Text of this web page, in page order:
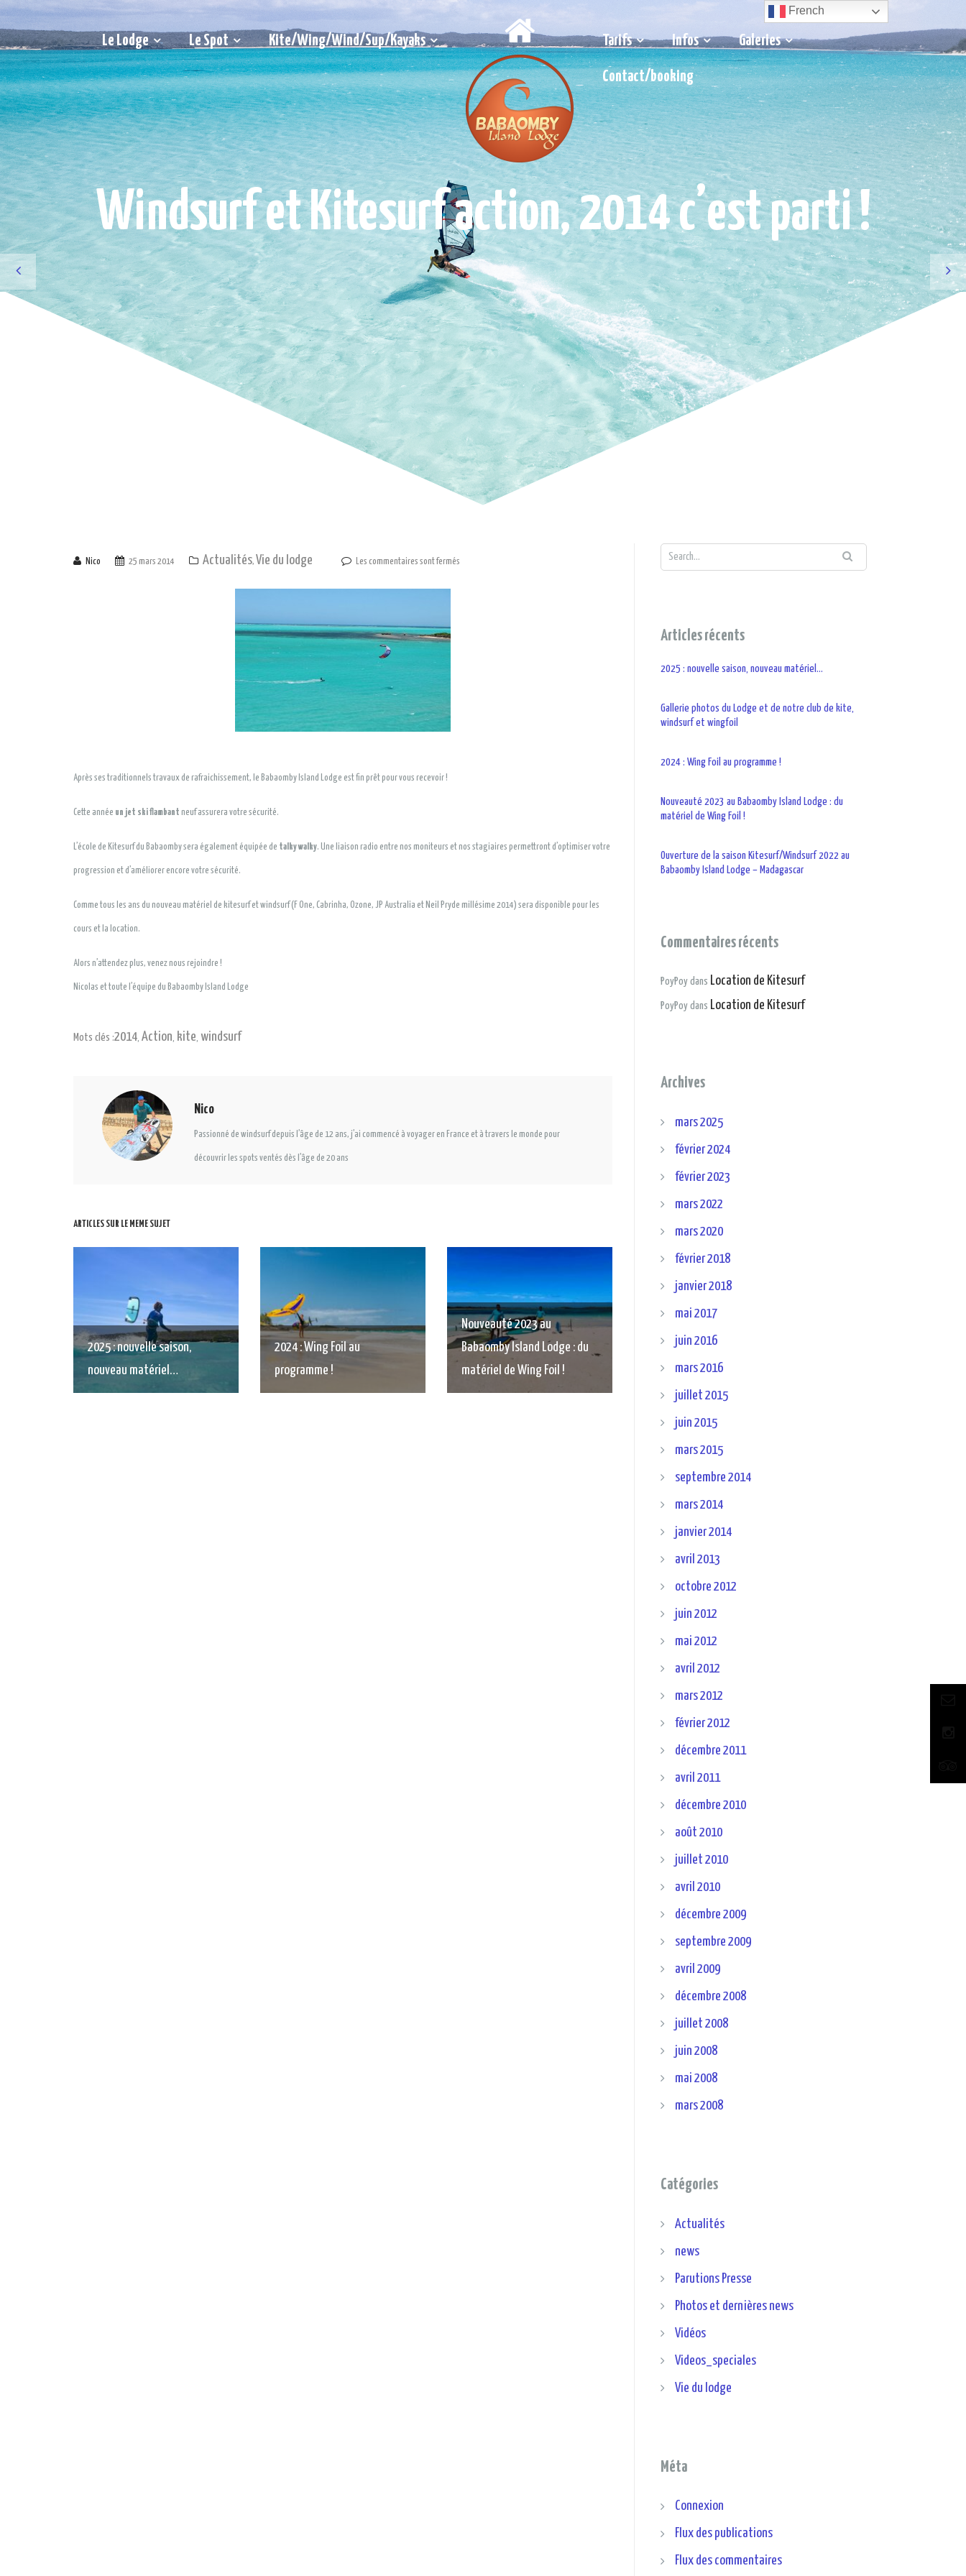
Le Lodge Le Spot Kite/Wing/Wind/Sup/Kayaks Tarifs Infos Galeries
Contact/booking
Windsurf et Kitesurf action, 2014 c’est parti !
Nico 25 mars 2014 Actualités, Vie du lodge Les commentaires sont fermés
Après ses traditionnels travaux de rafraichissement, le Babaomby Island Lodge est fin prêt pour vous recevoir !
Cette année un jet ski flambant neuf assurera votre sécurité.
L’école de Kitesurf du Babaomby sera également équipée de talky walky. Une liaison radio entre nos moniteurs et nos stagiaires permettront d’optimiser votre
progression et d’améliorer encore votre sécurité.
Comme tous les ans du nouveau matériel de kitesurf et windsurf (F One, Cabrinha, Ozone, JP Australia et Neil Pryde millésime 2014) sera disponible pour les
cours et la location.
Alors n’attendez plus, venez nous rejoindre !
Nicolas et toute l’équipe du Babaomby Island Lodge
Mots clés :2014, Action, kite, windsurf
Nico
Passionné de windsurf depuis l’âge de 12 ans, j’ai commencé à voyager en France et à travers le monde pour
découvrir les spots ventés dès l’âge de 20 ans
ARTICLES SUR LE MEME SUJET
2025 : nouvelle saison,
nouveau matériel…
2024 : Wing Foil au
programme !
Nouveauté 2023 au
Babaomby Island Lodge : du
matériel de Wing Foil !
Articles récents
2025 : nouvelle saison, nouveau matériel…
Gallerie photos du Lodge et de notre club de kite,
windsurf et wingfoil
2024 : Wing Foil au programme !
Nouveauté 2023 au Babaomby Island Lodge : du
matériel de Wing Foil !
Ouverture de la saison Kitesurf/Windsurf 2022 au
Babaomby Island Lodge – Madagascar
Commentaires récents
PoyPoy dans Location de Kitesurf
PoyPoy dans Location de Kitesurf
Archives
mars 2025
février 2024
février 2023
mars 2022
mars 2020
février 2018
janvier 2018
mai 2017
juin 2016
mars 2016
juillet 2015
juin 2015
mars 2015
septembre 2014
mars 2014
janvier 2014
avril 2013
octobre 2012
juin 2012
mai 2012
avril 2012
mars 2012
février 2012
décembre 2011
avril 2011
décembre 2010
août 2010
juillet 2010
avril 2010
décembre 2009
septembre 2009
avril 2009
décembre 2008
juillet 2008
juin 2008
mai 2008
mars 2008
Catégories
Actualités
news
Parutions Presse
Photos et dernières news
Vidéos
Videos_speciales
Vie du lodge
Méta
Connexion
Flux des publications
Flux des commentaires
French